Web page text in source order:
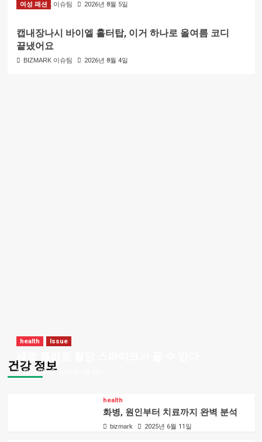
BIZMARK 이슈팀 2026년 8월 5일
여성 패션
캡내장나시 바이엘 홀터탑, 이거 하나로 올여름 코디
끝냈어요
BIZMARK 이슈팀 2026년 8월 4일
건강 정보
health Issue
bizmark
health
화병, 원인부터 치료까지 완벽 분석
bizmark 2025년 6월 11일